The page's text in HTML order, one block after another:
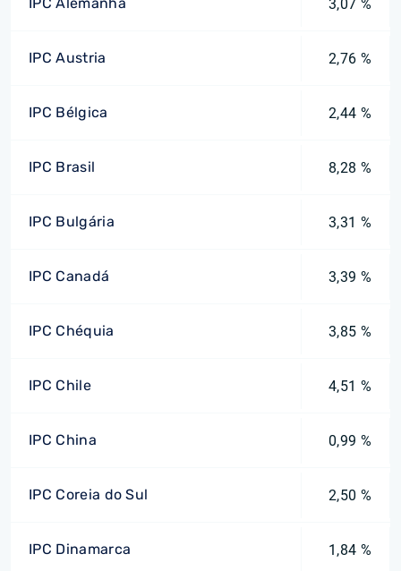
3,07 %
IPC Austria 2,76 %
IPC Bélgica 2,44 %
IPC Brasil 8,28 %
IPC Bulgária 3,31 %
IPC Canadá 3,39 %
IPC Chéquia 3,85 %
IPC Chile 4,51 %
IPC China 0,99 %
IPC Coreia do Sul 2,50 %
IPC Dinamarca 1,84 %